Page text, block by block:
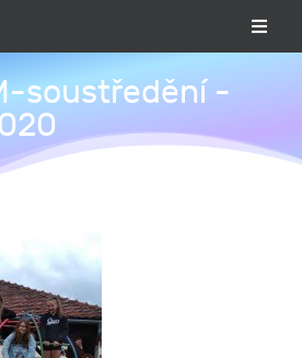
soustředění -